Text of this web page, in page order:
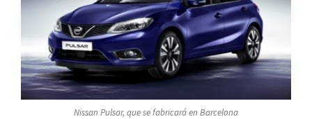
Nissan Pulsar, que se fabricará en Barcelona